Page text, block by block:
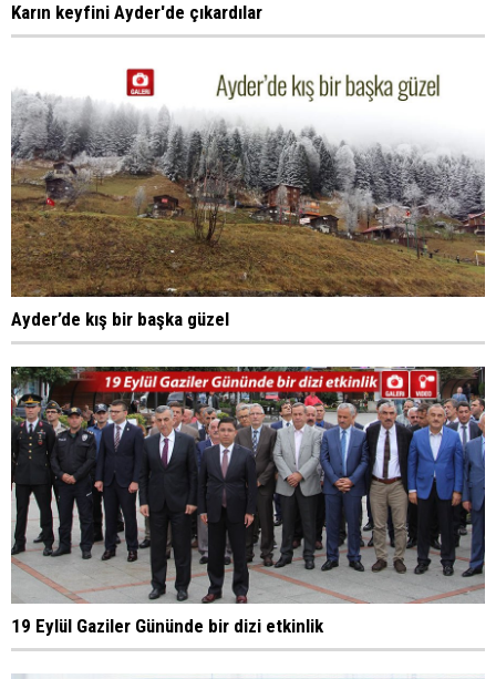
Karın keyfini Ayder'de çıkardılar
Ayder’de kış bir başka güzel
19 Eylül Gaziler Gününde bir dizi etkinlik